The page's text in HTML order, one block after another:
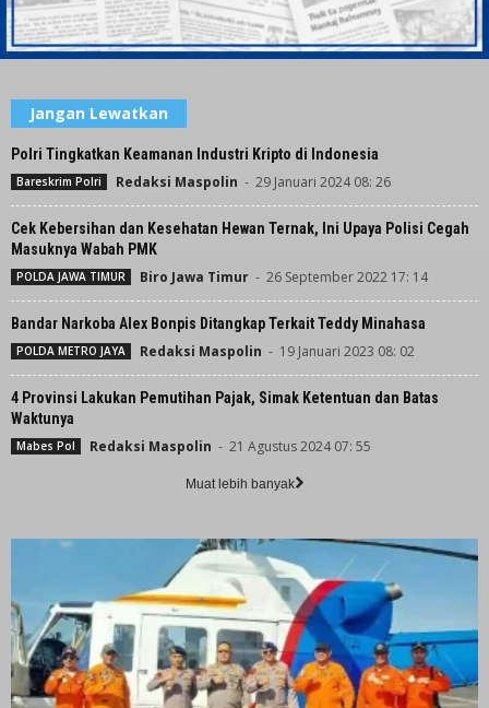
Jangan Lewatkan
Polri Tingkatkan Keamanan Industri Kripto di Indonesia
Bareskrim Polri Redaksi Maspolin - 29 Januari 2024 08: 26
Cek Kebersihan dan Kesehatan Hewan Ternak, Ini Upaya Polisi Cegah
Masuknya Wabah PMK
POLDA JAWA TIMUR Biro Jawa Timur - 26 September 2022 17: 14
Bandar Narkoba Alex Bonpis Ditangkap Terkait Teddy Minahasa
POLDA METRO JAYA Redaksi Maspolin - 19 Januari 2023 08: 02
4 Provinsi Lakukan Pemutihan Pajak, Simak Ketentuan dan Batas
Waktunya
Mabes Pol Redaksi Maspolin - 21 Agustus 2024 07: 55
Muat lebih banyak